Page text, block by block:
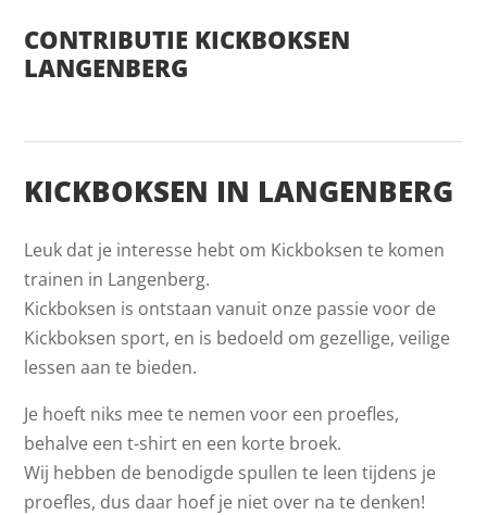
CONTRIBUTIE KICKBOKSEN
LANGENBERG
KICKBOKSEN IN LANGENBERG
Leuk dat je interesse hebt om Kickboksen te komen
trainen in Langenberg.
Kickboksen is ontstaan vanuit onze passie voor de
Kickboksen sport, en is bedoeld om gezellige, veilige
lessen aan te bieden.
Je hoeft niks mee te nemen voor een proefles,
behalve een t-shirt en een korte broek.
Wij hebben de benodigde spullen te leen tijdens je
proefles, dus daar hoef je niet over na te denken!